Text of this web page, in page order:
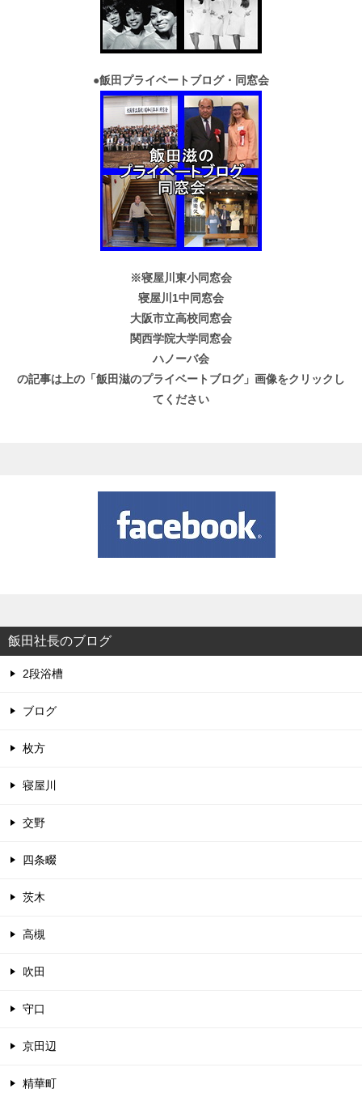
●飯田プライベートブログ・同窓会
※寝屋川東小同窓会
寝屋川1中同窓会
大阪市立高校同窓会
関西学院大学同窓会
ハノーバ会
の記事は上の「飯田滋のプライベートブログ」画像をクリックし
てください
飯田社長のブログ
2段浴槽
ブログ
枚方
寝屋川
交野
四条畷
茨木
高槻
吹田
守口
京田辺
精華町